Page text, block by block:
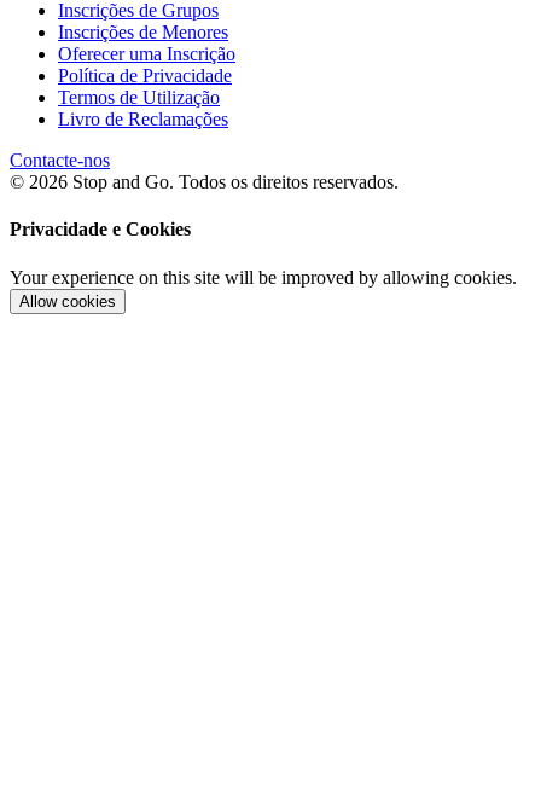
Inscrições de Grupos
Inscrições de Menores
Oferecer uma Inscrição
Política de Privacidade
Termos de Utilização
Livro de Reclamações
Contacte-nos
© 2026 Stop and Go. Todos os direitos reservados.
Privacidade e Cookies
Your experience on this site will be improved by allowing cookies.
Allow cookies